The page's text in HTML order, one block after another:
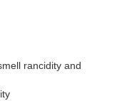
rancidity and